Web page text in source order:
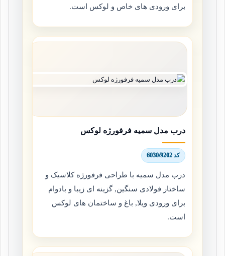
برای ورودی های خاص و لوکس است.
درب مدل سمیه فرفورژه لوکس
کد 6030/9202
درب مدل سمیه با طراحی فرفورژه کلاسیک و
ساختار فولادی سنگین, گزینه ای زیبا و بادوام
برای ورودی ویلا, باغ و ساختمان های لوکس
است.